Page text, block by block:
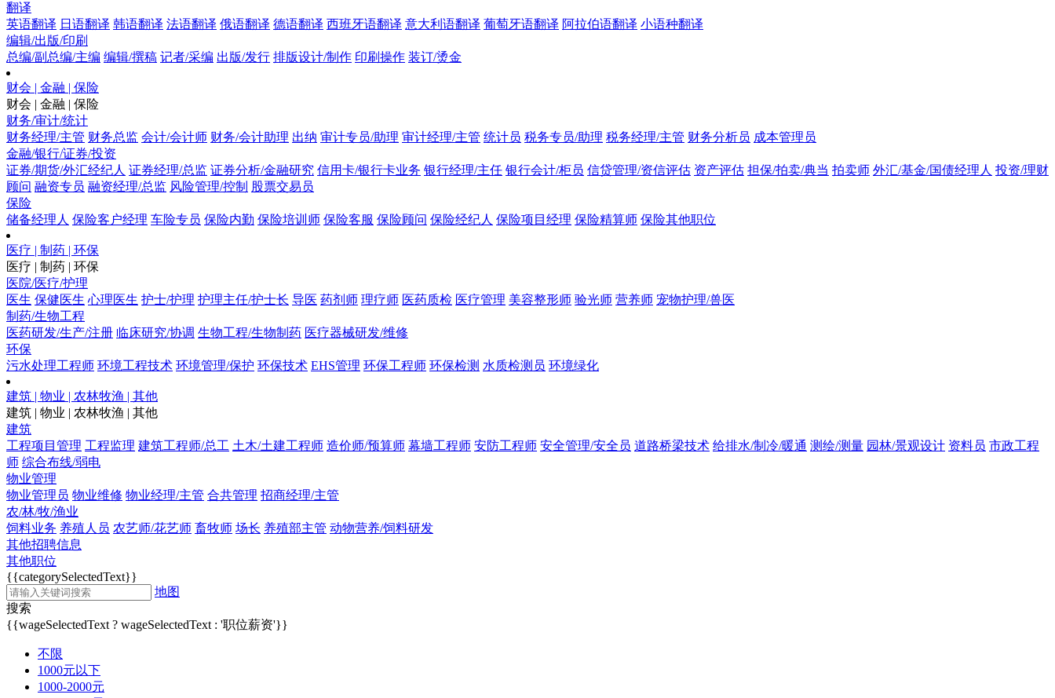
翻译
英语翻译 日语翻译 韩语翻译 法语翻译 俄语翻译 德语翻译 西班牙语翻译 意大利语翻译 葡萄牙语翻译 阿拉伯语翻译 小语种翻译
编辑/出版/印刷
总编/副总编/主编 编辑/撰稿 记者/采编 出版/发行 排版设计/制作 印刷操作 装订/烫金
财会 | 金融 | 保险
财会 | 金融 | 保险
财务/审计/统计
财务经理/主管 财务总监 会计/会计师 财务/会计助理 出纳 审计专员/助理 审计经理/主管 统计员 税务专员/助理 税务经理/主管 财务分析员 成本管理员
金融/银行/证券/投资
证券/期货/外汇经纪人 证券经理/总监 证券分析/金融研究 信用卡/银行卡业务 银行经理/主任 银行会计/柜员 信贷管理/资信评估 资产评估 担保/拍卖/典当 拍卖师 外汇/基金/国债经理人 投资/理财
顾问 融资专员 融资经理/总监 风险管理/控制 股票交易员
保险
储备经理人 保险客户经理 车险专员 保险内勤 保险培训师 保险客服 保险顾问 保险经纪人 保险项目经理 保险精算师 保险其他职位
医疗 | 制药 | 环保
医疗 | 制药 | 环保
医院/医疗/护理
医生 保健医生 心理医生 护士/护理 护理主任/护士长 导医 药剂师 理疗师 医药质检 医疗管理 美容整形师 验光师 营养师 宠物护理/兽医
制药/生物工程
医药研发/生产/注册 临床研究/协调 生物工程/生物制药 医疗器械研发/维修
环保
污水处理工程师 环境工程技术 环境管理/保护 环保技术 EHS管理 环保工程师 环保检测 水质检测员 环境绿化
建筑 | 物业 | 农林牧渔 | 其他
建筑 | 物业 | 农林牧渔 | 其他
建筑
工程项目管理 工程监理 建筑工程师/总工 土木/土建工程师 造价师/预算师 幕墙工程师 安防工程师 安全管理/安全员 道路桥梁技术 给排水/制冷/暖通 测绘/测量 园林/景观设计 资料员 市政工程
师 综合布线/弱电
物业管理
物业管理员 物业维修 物业经理/主管 合共管理 招商经理/主管
农/林/牧/渔业
饲料业务 养殖人员 农艺师/花艺师 畜牧师 场长 养殖部主管 动物营养/饲料研发
其他招聘信息
其他职位
{{categorySelectedText}}
地图
搜索
{{wageSelectedText ? wageSelectedText : '职位薪资'}}
不限
1000元以下
1000-2000元